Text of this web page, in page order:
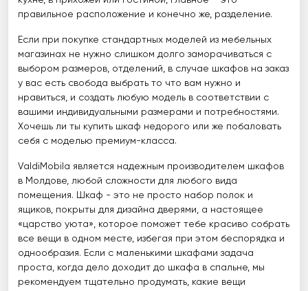
правильное расположение и конечно же, разделение.
Если при покупке стандартных моделей из мебельных
магазинах не нужно слишком долго заморачиваться с
выбором размеров, отделений, в случае шкафов на заказ
у вас есть свобода выбрать то что вам нужно и
нравиться, и создать любую модель в соответствии с
вашими индивидуальными размерами и потребностями.
Хочешь ли ты купить шкаф недорого или же побаловать
себя с моделью премиум-класса.
ValdiMobila является надежным производителем шкафов
в Молдове, любой сложности для любого вида
помещения. Шкаф - это не просто набор полок и
ящиков, покрыты для дизайна дверями, а настоящее
«царство уюта», которое поможет тебе красиво собрать
все вещи в одном месте, избегая при этом беспорядка и
однообразия. Если с маленькими шкафами задача
проста, когда дело доходит до шкафа в спальне, мы
рекомендуем тщательно продумать, какие вещи